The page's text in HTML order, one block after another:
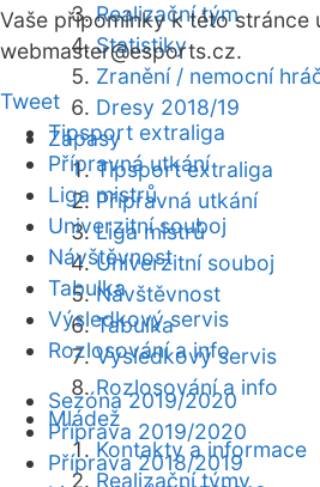
Realizační tým
Statistiky
Zranění / nemocní
Dresy 2018/19
Zápasy
Tipsport extraliga
Přípravná utkání
Liga mistrů
Univerzitní souboj
Návštěvnost
Tabulka
Výsledkový servis
Rozlosování a info
Mládež
Kontakty a informace
Realizační týmy
Vaše připomínky k této stránce
webmaster@esports.cz.
Tweet
Tipsport extraliga
Přípravná utkání
Liga mistrů
Univerzitní souboj
Návštěvnost
Tabulka
Výsledkový servis
Rozlosování a info
Sezóna 2019/2020
Příprava 2019/2020
Příprava 2018/2019